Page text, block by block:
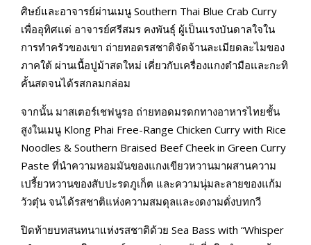
ศิษย์และอาจารย์ผ่านเมนู Southern Thai Blue Crab Curry
เพื่ออุทิศแด่ อาจารย์ศรีสมร คงพันธุ์ ผู้เป็นแรงบันดาลใจใน
การทำครัวของเขา ถ่ายทอดรสชาติจัดจ้านละเมียดละไมของ
ภาคใต้ ผ่านเนื้อปูม้าสดใหม่ เคี่ยวกับเครื่องแกงตำมือและกะทิ
คั้นสดจนได้รสกลมกล่อม
จากนั้น มาสเตอร์เชฟนูรอ ถ่ายทอดมรดกทางอาหารไทยชั้น
สูงในเมนู Klong Phai Free-Range Chicken Curry with Rice
Noodles & Southern Braised Beef Cheek in Green Curry
Paste ที่นำความหอมมันของแกงเขียวหวานมาผสานความ
เปรี้ยวหวานของสับปะรดภูเก็ต และความนุ่มละลายของแก้ม
วัวตุ๋น จนได้รสชาติแห่งความสมดุลและงดงามดั่งบทกวี
ปิดท้ายบทสนทนาแห่งรสชาติด้วย Sea Bass with “Whisper